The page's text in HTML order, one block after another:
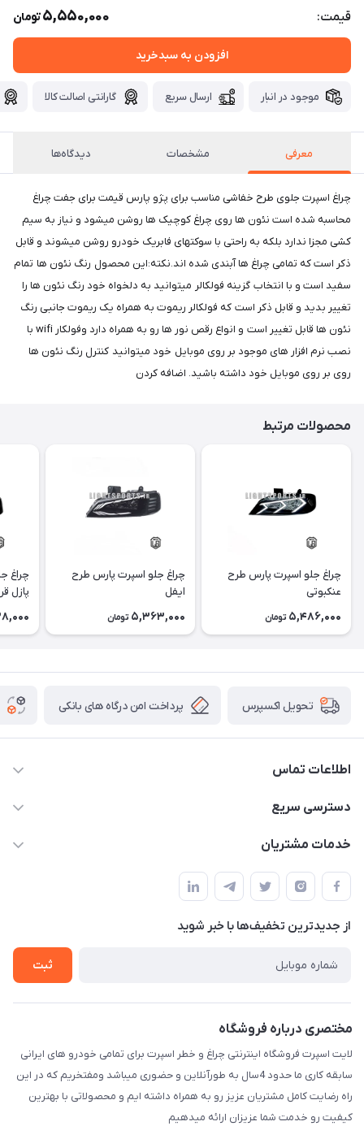
قیمت: 5,550,000تومان
افزودن به سبدخرید
موجود در انبار ارسال سریع گارانتی اصالت کالا
معرفی مشخصات دیدگاه‌ها
چراغ اسپرت جلوی طرح خفاشی مناسب برای پژو پارس قیمت برای جفت چراغ
محاسبه شده است نئون ها روی چراغ کوچیک ها روشن میشود و نیاز به سیم
کشی مجزا ندارد بلکه به راحتی با سوکتهای فابریک خودرو روشن میشوند و قابل
ذکر است که تمامی چراغ ها آبندی شده اند.نکته:این محصول رنگ نئون ها تمام
سفید است و با انتخاب گزینه فولکالر میتوانید به دلخواه خود رنگ نئون ها را
تغییر بدید و قابل ذکر است که فولکالر ریموت به همراه یک ریموت جانبی رنگ
نئون ها قابل تغییر است و انواع رقص نور ها رو به همراه دارد وفولکار wifi با
نصب نرم افزار های موجود بر روی موبایل خود میتوانید کنترل رنگ نئون ها
روی بر روی موبایل خود داشته باشید. اضافه کردن
محصولات مرتبط
چراغ جلو اسپرت پارس طرح
عنکبوتی
5,486,000 تومان
چراغ جلو اسپرت پارس طرح
ایفل
5,363,000 تومان
چراغ
پازل
تحویل اکسپرس پرداخت امن درگاه های بانکی
اطلاعات تماس
09012926386
دسترسی سریع
حساب کاربری
لیست محصولات
درباره ما
خدمات مشتریان
قوانین و مقررات
حریم خصوصی
راهنما
از جدید‌ترین تخفیف‌ها با‌ خبر شوید
ثبت
مختصری درباره فروشگاه
لایت اسپرت فروشگاه اینترنتی چراغ و خطر اسپرت برای تمامی خودرو های ایرانی
سابقه کاری ما حدود 4سال به طورآنلاین و حضوری میباشد ومفتخریم که در این
راه رضایت کامل مشتریان عزیز رو به همراه داشته ایم و محصولاتی با بهترین
کیفیت رو خدمت شما عزیزان ارائه میدهیم